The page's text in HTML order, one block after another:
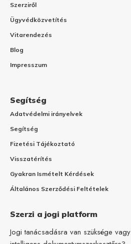
Szerziről
Ügyvédközvetítés
Vitarendezés
Blog
Impresszum
Segítség
Adatvédelmi irányelvek
Segítség
Fizetési Tájékoztató
Visszatérítés
Gyakran Ismételt Kérdések
Általános Szerződési Feltételek
Szerzi a jogi platform
Jogi tanácsadásra van szüksége vagy